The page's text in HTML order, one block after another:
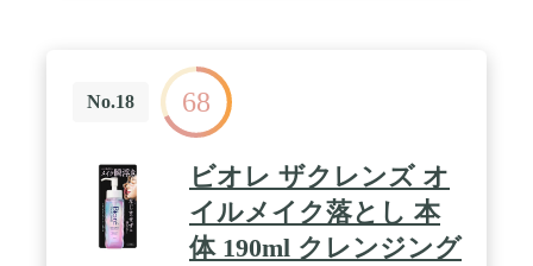
No.18 68
ビオレ ザクレンズ オ
イルメイク落とし 本
体 190ml クレンジング